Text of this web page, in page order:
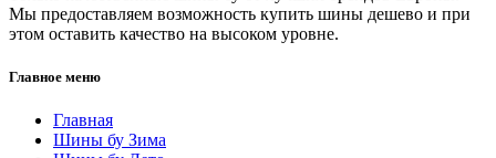
Мы предоставляем возможность купить шины дешево и при
этом оставить качество на высоком уровне.
Главное меню
Главная
Шины бу Зима